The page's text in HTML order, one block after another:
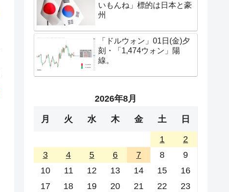
いもんね」標的は日本と豪
州
「ドルウォン」01日(金)夕
刻・「1,474ウォン」陽
線。
2026年8月
月 火 水 木 金 土 日
1
2
3
4 5 6 7 8
9
10
11 12 13 14 15
16
17
18 19 20 21 22
23